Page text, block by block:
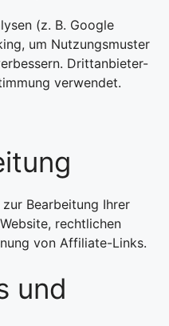
(z. B. Google
um Nutzungsmuster
Drittanbieter-
verwendet.
Bearbeitung Ihrer
rechtlichen
von Affiliate-Links.
und